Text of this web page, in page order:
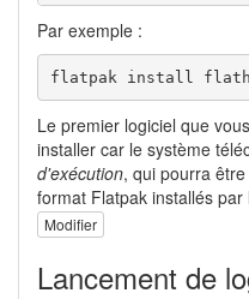
Par exemple :
flatpak install
Le premier logiciel que
installer car le système
d'exécution, qui pourra
format Flatpak installés par
Modifier
Lancement de